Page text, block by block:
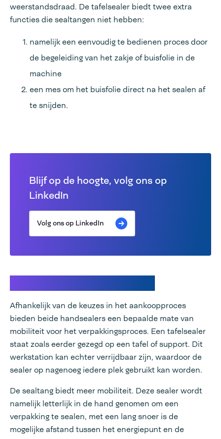
weerstandsdraad. De tafelsealer biedt twee extra
functies die sealtangen niet hebben:
namelijk een eenvoudig te bedienen proces door
de begeleiding van het zakje of buisfolie in de
machine
een mes om het buisfolie direct na het sealen af
te snijden.
Blijf op de hoogte, volg ons op
LinkedIn
Volg ons op LinkedIn
Afhankelijk van de keuzes in het aankoopproces
bieden beide handsealers een bepaalde mate van
mobiliteit voor het verpakkingsproces. Een tafelsealer
staat zoals eerder gezegd op een tafel of support. Dit
werkstation kan echter verrijdbaar zijn, waardoor de
sealer op nagenoeg iedere plek gebruikt kan worden.
De sealtang biedt meer mobiliteit. Deze sealer wordt
namelijk letterlijk in de hand genomen om een
verpakking te sealen, met een lang snoer is de
mogelijke afstand tussen het energiepunt en de